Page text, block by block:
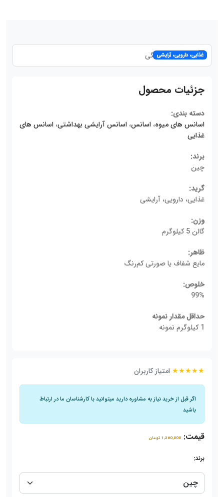
غذایی، دارویی، آرایشی
جزئیات محصول
دسته بندی:
اسانس های میوه، اسانس، اسانس‌ آرایشی بهداشتی، اسانس های
غذایی
برند:
چین
گرید:
غذایی، دارویی، آرایشی
وزن:
گالن 5 کیلوگرم
ظاهر:
مایع شفاف یا صورتی کم‌رنگ
خلوص:
99%
حداقل مقدار نمونه
1 کیلوگرم نمونه
★★★★★ امتیاز کاربران
اگر قبل از خرید نیاز به مشاوره دارید میتوانید با کارشناسان ما در ارتباط
باشید
قیمت: 1,260,000 تومان
برند: